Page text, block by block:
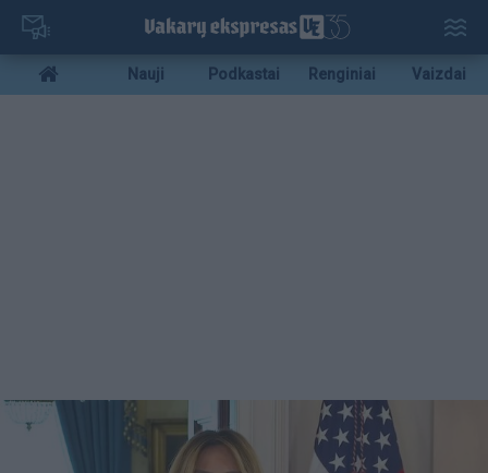
Pereiti
pagrindinį
turinį
Mobile
menu
Nauji Podkastai Renginiai Vaizdai